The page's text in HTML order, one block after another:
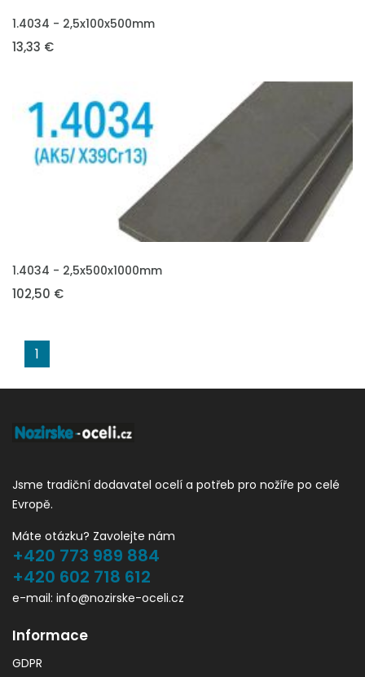
VLOŽIT DO KOŠÍKU
1.4034 - 2,5x100x500mm
13,33 €
VLOŽIT DO KOŠÍKU
1.4034 - 2,5x500x1000mm
102,50 €
1
Jsme tradiční dodavatel ocelí a potřeb pro nožíře po celé
Evropě.
Máte otázku? Zavolejte nám
+420 773 989 884
+420 602 718 612
e-mail: info@nozirske-oceli.cz
Informace
GDPR